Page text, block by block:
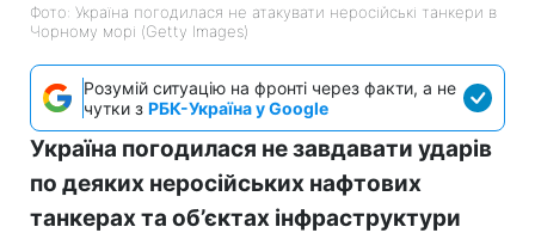
Фото: Україна погодилася не атакувати неросійські танкери в
Чорному морі (Getty Images)
Розумій ситуацію на фронті через факти, а не
чутки з РБК-Україна у Google
Україна погодилася не завдавати ударів
по деяких неросійських нафтових
танкерах та об’єктах інфраструктури